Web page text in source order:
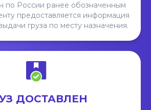
по России ранее обозначенным
предоставляется информация
груза по месту назначения.
ДОСТАВЛЕН